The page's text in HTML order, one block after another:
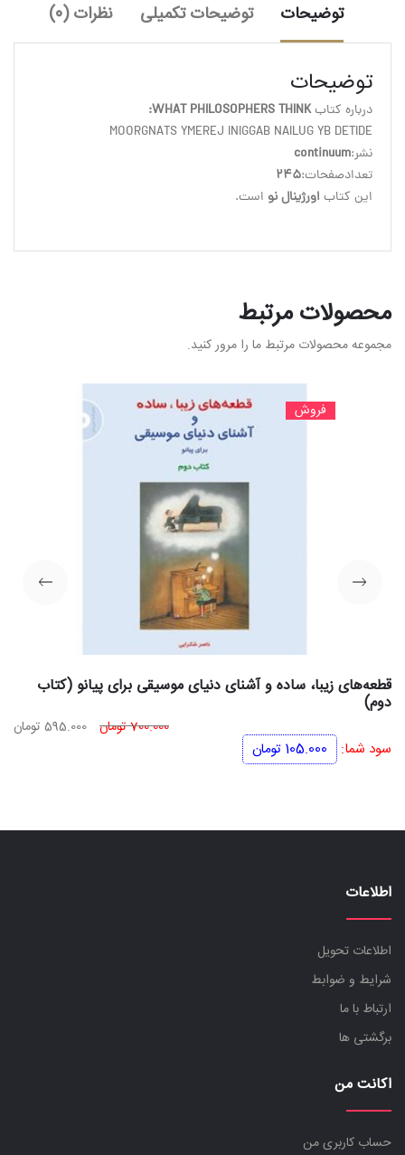
توضیحات توضیحات تکمیلی نظرات (0)
توضیحات
درباره کتاب WHAT PHILOSOPHERS THINK:
نشر:continuum
تعدادصفحات:245
این کتاب اورژینال نو است.
محصولات مرتبط
مجموعه محصولات مرتبط ما را مرور کنید.
فروش
قطعه‌های زیبا، ساده و آشنای دنیای موسیقی برای پیانو (کتاب
دوم)
700.000تومان قیمت
595.000 تومان
سود شما: 105.000 تومان
اطلاعات
اطلاعات تحویل
شرایط و ضوابط
ارتباط با ما
برگشتی ها
اکانت من
حساب کاربری من